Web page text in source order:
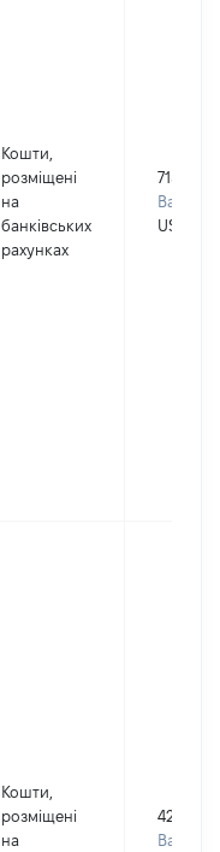
Кошти,
розміщені
на
банківських
рахунках
71503
Валюта:
USD
Кошти,
розміщені
на
42298
Валюта: